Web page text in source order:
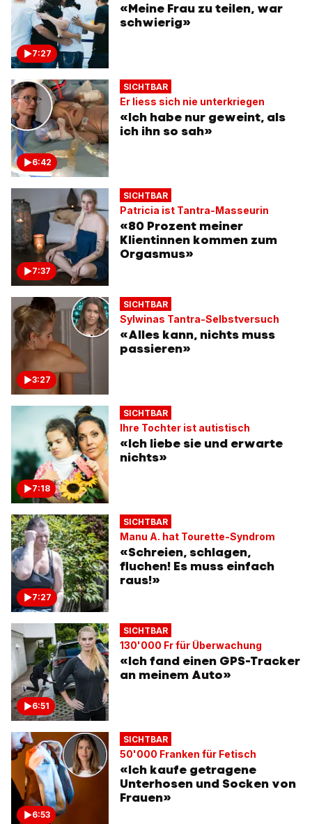
7:27
«Meine Frau zu teilen, war
schwierig»
6:42
SICHTBAR
Er liess sich nie unterkriegen
«Ich habe nur geweint, als
ich ihn so sah»
7:37
SICHTBAR
Patricia ist Tantra-Masseurin
«80 Prozent meiner
Klientinnen kommen zum
Orgasmus»
3:27
SICHTBAR
Sylwinas Tantra-Selbstversuch
«Alles kann, nichts muss
passieren»
7:18
SICHTBAR
Ihre Tochter ist autistisch
«Ich liebe sie und erwarte
nichts»
7:27
SICHTBAR
Manu A. hat Tourette-Syndrom
«Schreien, schlagen,
fluchen! Es muss einfach
raus!»
6:51
SICHTBAR
130'000 Fr für Überwachung
«Ich fand einen GPS-Tracker
an meinem Auto»
6:53
SICHTBAR
50'000 Franken für Fetisch
«Ich kaufe getragene
Unterhosen und Socken von
Frauen»